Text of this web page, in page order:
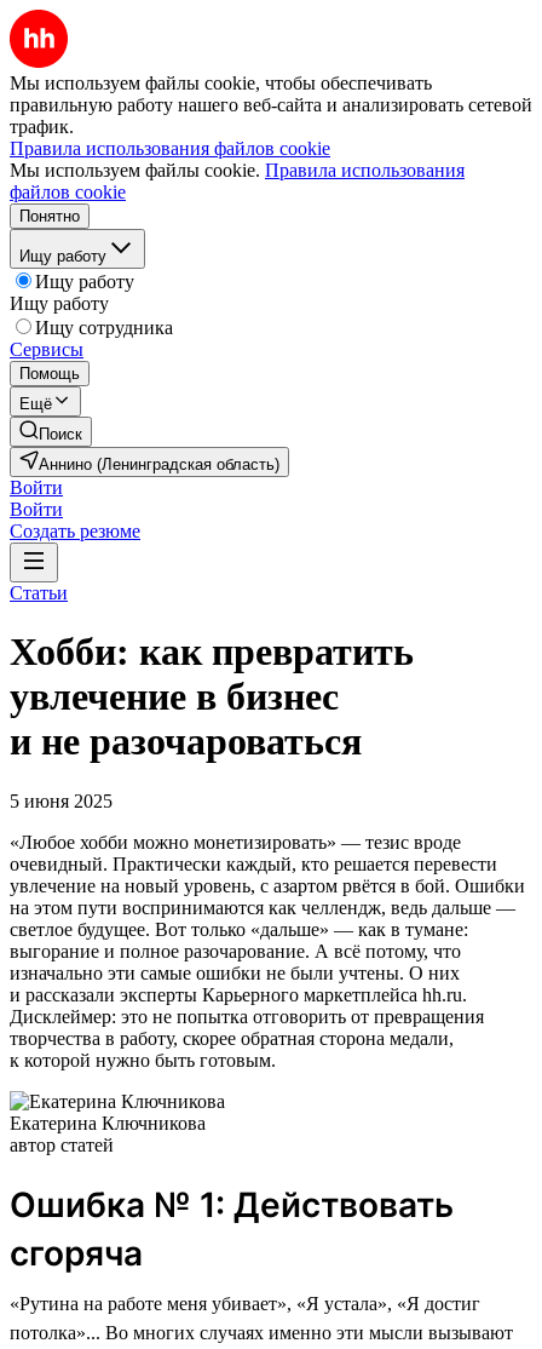
Мы используем файлы cookie, чтобы обеспечивать
правильную работу нашего веб-сайта и анализировать сетевой
трафик.
Правила использования файлов cookie
Мы используем файлы cookie. Правила использования
файлов cookie
Понятно
Ищу работу
Ищу работу
Ищу работу
Ищу сотрудника
Сервисы
Помощь
Ещё
Поиск
Аннино (Ленинградская область)
Войти
Войти
Создать резюме
Статьи
Хобби: как превратить
увлечение в бизнес
и не разочароваться
5 июня 2025
«Любое хобби можно монетизировать» — тезис вроде
очевидный. Практически каждый, кто решается перевести
увлечение на новый уровень, с азартом рвётся в бой. Ошибки
на этом пути воспринимаются как челлендж, ведь дальше —
светлое будущее. Вот только «дальше» — как в тумане:
выгорание и полное разочарование. А всё потому, что
изначально эти самые ошибки не были учтены. О них
и рассказали эксперты Карьерного маркетплейса hh.ru.
Дисклеймер: это не попытка отговорить от превращения
творчества в работу, скорее обратная сторона медали,
к которой нужно быть готовым.
Екатерина Ключникова
автор статей
Ошибка № 1: Действовать
сгоряча
«Рутина на работе меня убивает», «Я устала», «Я достиг
потолка»... Во многих случаях именно эти мысли вызывают